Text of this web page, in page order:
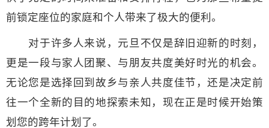
前锁定座位的家庭和个人带来了极大的便利。
对于许多人来说，元旦不仅是辞旧迎新的时刻，
更是一段与家人团聚、与朋友共度美好时光的机会。
无论您是选择回到故乡与亲人共度佳节，还是决定前
往一个全新的目的地探索未知，现在正是时候开始策
划您的跨年计划了。